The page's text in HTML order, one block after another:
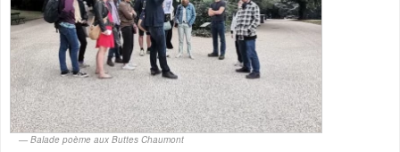
Balade poème aux Buttes Chaumont